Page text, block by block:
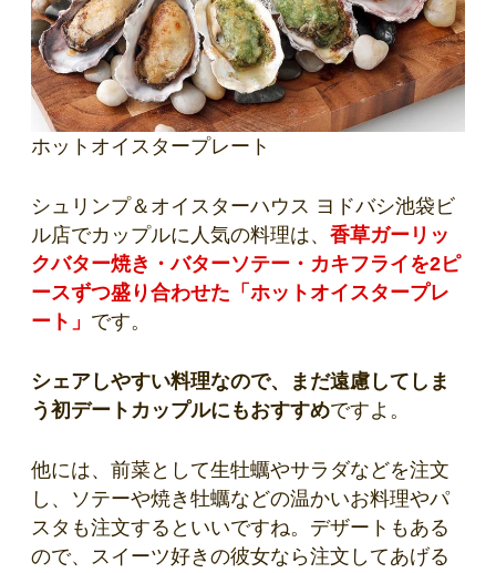
ホットオイスタープレート
シュリンプ＆オイスターハウス ヨドバシ池袋ビ
ル店でカップルに人気の料理は、 香草ガーリッ
クバター焼き・バターソテー・カキフライを2ピ
ースずつ盛り合わせた「ホットオイスタープレ
ート」 です。
シェアしやすい料理なので、まだ遠慮してしま
う初デートカップルにもおすすめですよ。
他には、前菜として生牡蠣やサラダなどを注文
し、ソテーや焼き牡蠣などの温かいお料理やパ
スタも注文するといいですね。デザートもある
ので、スイーツ好きの彼女なら注文してあげる